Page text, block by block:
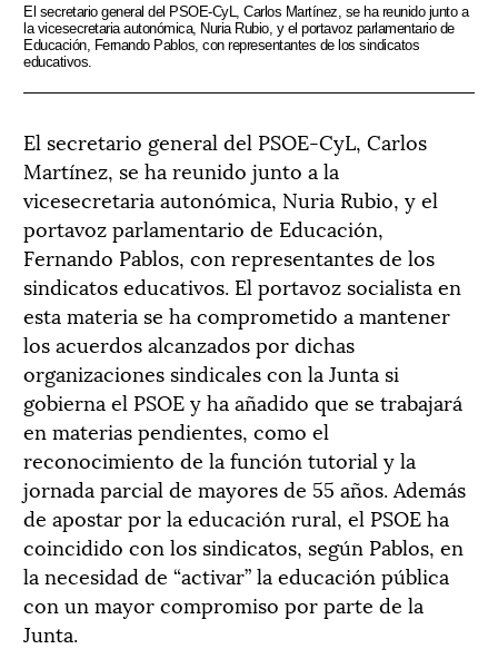
El secretario general del PSOE-CyL, Carlos Martínez, se ha reunido junto a
la vicesecretaria autonómica, Nuria Rubio, y el portavoz parlamentario de
Educación, Fernando Pablos, con representantes de los sindicatos
educativos.
El secretario general del PSOE-CyL, Carlos
Martínez, se ha reunido junto a la
vicesecretaria autonómica, Nuria Rubio, y el
portavoz parlamentario de Educación,
Fernando Pablos, con representantes de los
sindicatos educativos. El portavoz socialista en
esta materia se ha comprometido a mantener
los acuerdos alcanzados por dichas
organizaciones sindicales con la Junta si
gobierna el PSOE y ha añadido que se trabajará
en materias pendientes, como el
reconocimiento de la función tutorial y la
jornada parcial de mayores de 55 años. Además
de apostar por la educación rural, el PSOE ha
coincidido con los sindicatos, según Pablos, en
la necesidad de “activar” la educación pública
con un mayor compromiso por parte de la
Junta.